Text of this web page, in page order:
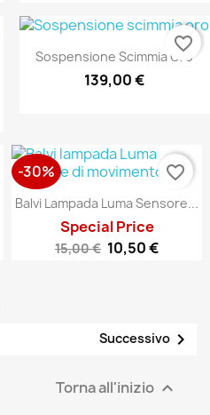
Sospensione Scimmia Oro
139,00 €
favorite_border
Balvi Lampada Luma Sensore...
Special Price
15,00 € 10,50 €
-30% favorite_border
Successivo 
Torna all'inizio 